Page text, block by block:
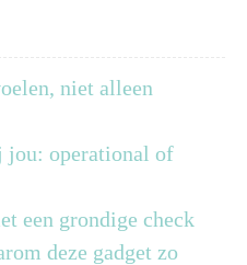
niet alleen
jou: operational of
een grondige check
deze gadget zo